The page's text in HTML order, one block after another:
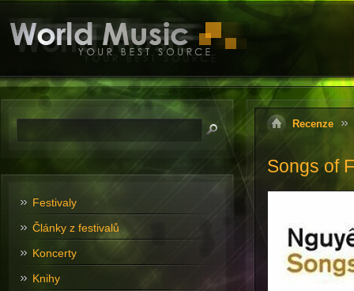
Recenze
Songs of
Festivaly
Články z festivalů
Koncerty
Knihy